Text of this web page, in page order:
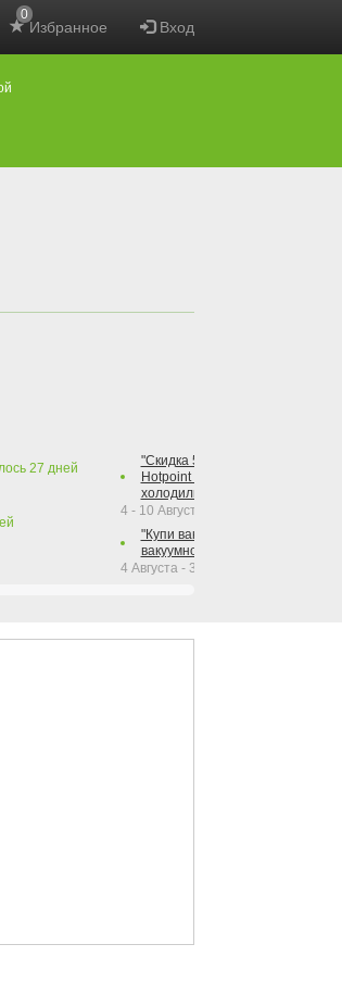
Избранное
0
Вход
27 дней
"Скидка 50% на варочную
Hotpoint при покупке духового
холодильника Hotpoint!"
4 - 10 Августа 2026
"Купи вакуумный упаковщик +
вакуумного упаковщика =
4 Августа - 30 Сентября 2026